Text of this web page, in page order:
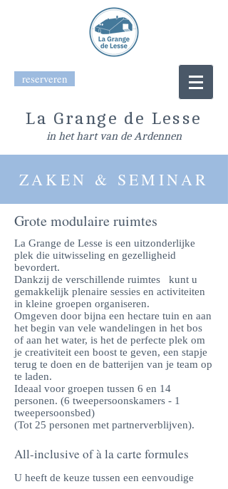
reserveren
La Grange de Lesse
in het hart van de Ardennen
ZAKEN & SEMINAR
Grote modulaire ruimtes
La Grange de Lesse is een uitzonderlijke
plek die uitwisseling en gezelligheid
bevordert.
Dankzij de verschillende ruimtes kunt u
gemakkelijk plenaire sessies en activiteiten
in kleine groepen organiseren.
Omgeven door bijna een hectare tuin en aan
het begin van vele wandelingen in het bos
of aan het water, is het de perfecte plek om
je creativiteit een boost te geven, een stapje
terug te doen en de batterijen van je team op
te laden.
Ideaal voor groepen tussen 6 en 14
personen. (6 tweepersoonskamers - 1
tweepersoonsbed)
(Tot 25 personen met partnerverblijven).
All-inclusive of à la carte formules
U heeft de keuze tussen een eenvoudige